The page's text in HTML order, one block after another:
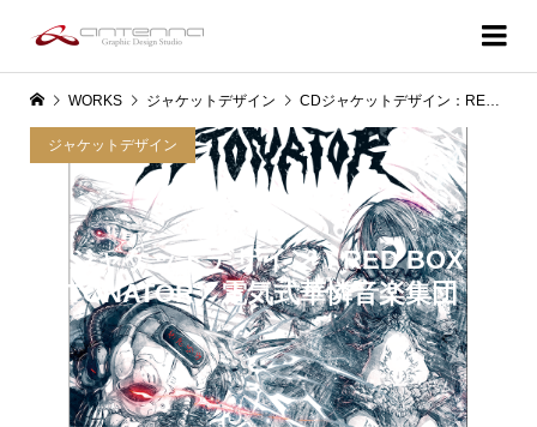
CDジャケットデザイン：RED BOX・
DETONATOR／電気式華憐音楽集団
ジャケットデザイン
WORKS ジャケットデザイン CDジャケットデザイン：RED BOX・DETONATOR／電気式華憐音楽集団